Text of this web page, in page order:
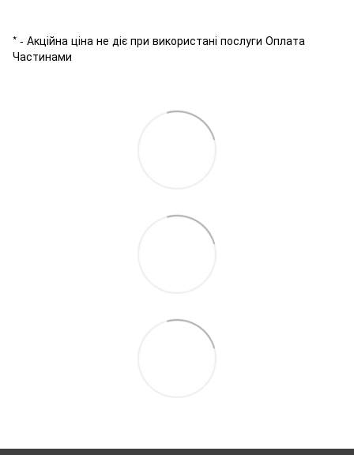
* - Акційна ціна не діє при використані послуги Оплата
Частинами